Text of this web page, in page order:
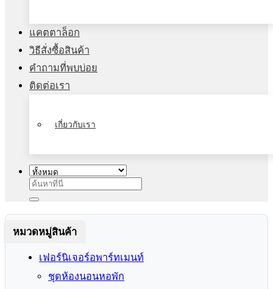
แคตตาล็อก
วิธีสั่งซื้อสินค้า
คำถามที่พบบ่อย
ติดต่อเรา
เกี่ยวกับเรา
ค้นหา:
หมวดหมู่สินค้า
เฟอร์นิเจอร์อพาร์ทเมนท์
ชุดห้องนอนหอพัก